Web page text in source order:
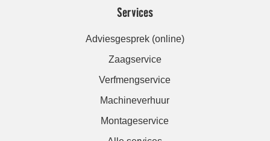
Services
Adviesgesprek (online)
Zaagservice
Verfmengservice
Machineverhuur
Montageservice